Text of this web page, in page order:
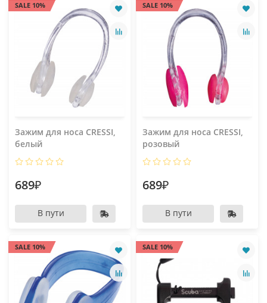
SALE 10%
Зажим для носа CRESSI,
белый
689₽
В пути
SALE 10%
Зажим для носа CRESSI,
розовый
689₽
В пути
SALE 10% SALE 10%